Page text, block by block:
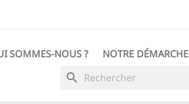
SOMMES-NOUS ? NOTRE DÉMARCHE
search